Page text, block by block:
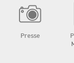
Presse